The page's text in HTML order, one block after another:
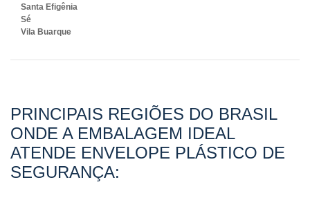
Santa Efigênia
Sé
Vila Buarque
PRINCIPAIS REGIÕES DO BRASIL
ONDE A EMBALAGEM IDEAL
ATENDE ENVELOPE PLÁSTICO DE
SEGURANÇA: